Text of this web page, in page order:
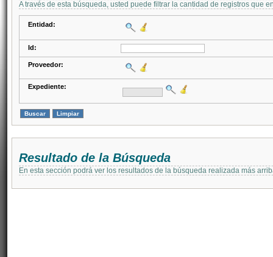
A través de esta búsqueda, usted puede filtrar la cantidad de registros que
Entidad:
Id:
Proveedor:
Expediente:
Resultado de la Búsqueda
En esta sección podrá ver los resultados de la búsqueda realizada más